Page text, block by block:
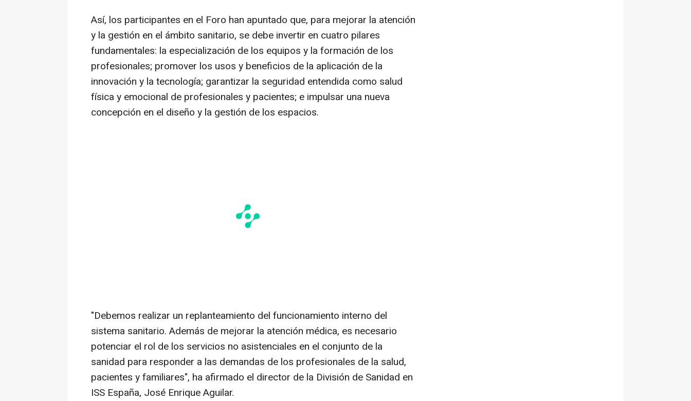
Así, los participantes en el Foro han apuntado que, para mejorar la atención
y la gestión en el ámbito sanitario, se debe invertir en cuatro pilares
fundamentales: la especialización de los equipos y la formación de los
profesionales; promover los usos y beneficios de la aplicación de la
innovación y la tecnología; garantizar la seguridad entendida como salud
física y emocional de profesionales y pacientes; e impulsar una nueva
concepción en el diseño y la gestión de los espacios.
"Debemos realizar un replanteamiento del funcionamiento interno del
sistema sanitario. Además de mejorar la atención médica, es necesario
potenciar el rol de los servicios no asistenciales en el conjunto de la
sanidad para responder a las demandas de los profesionales de la salud,
pacientes y familiares", ha afirmado el director de la División de Sanidad en
ISS España, José Enrique Aguilar.